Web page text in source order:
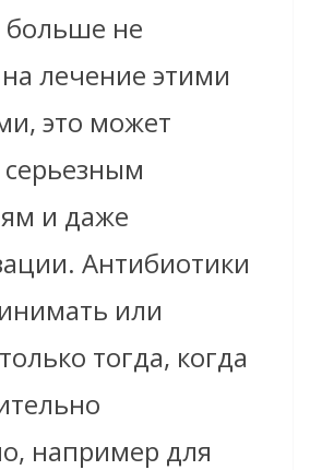
не
лечение этими
это может
серьезным
и даже
Антибиотики
или
тогда, когда
например для